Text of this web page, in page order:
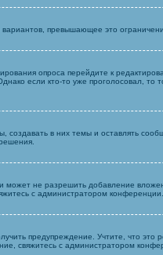
превышающее это
опроса перейдите к
если кто-то уже проголосовал,
в них темы и оставлять
не разрешить добавление
с администратором конференции.
предупреждение. Учтите, что
свяжитесь с администратором